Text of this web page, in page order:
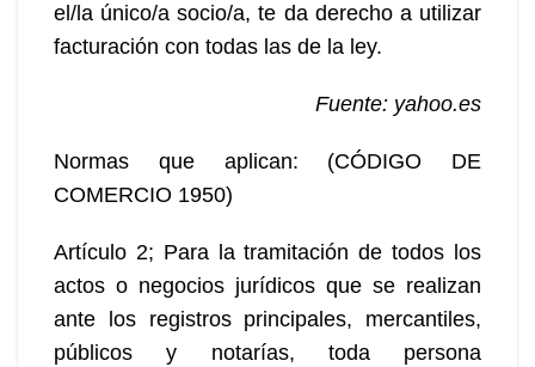
el/la único/a socio/a, te da derecho a utilizar
facturación con todas las de la ley.
Fuente: yahoo.es
Normas que aplican: (CÓDIGO DE
COMERCIO 1950)
Artículo 2; Para la tramitación de todos los
actos o negocios jurídicos que se realizan
ante los registros principales, mercantiles,
públicos y notarías, toda persona